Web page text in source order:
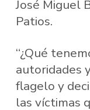
José Miguel
Patios.
“¿Qué
autoridades
flagelo y
las víctimas